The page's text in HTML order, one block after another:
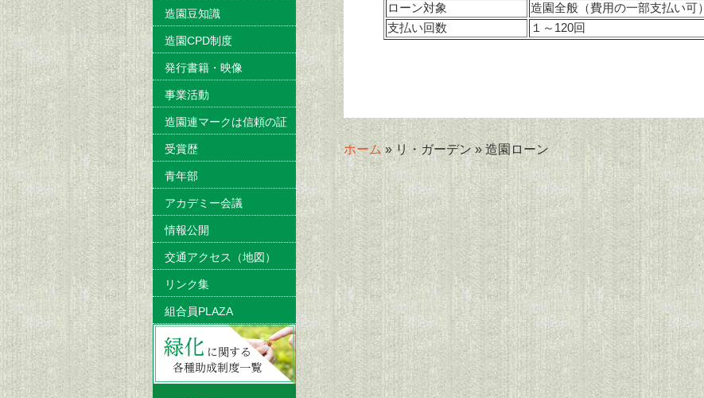
ローン対象
造園全般（費用の一部支払い可）
支払い回数
１～120回
ホーム» リ・ガーデン » 造園ローン
造園豆知識
造園CPD制度
発行書籍・映像
事業活動
造園連マークは信頼の証
受賞歴
青年部
アカデミー会議
情報公開
交通アクセス（地図）
リンク集
組合員PLAZA